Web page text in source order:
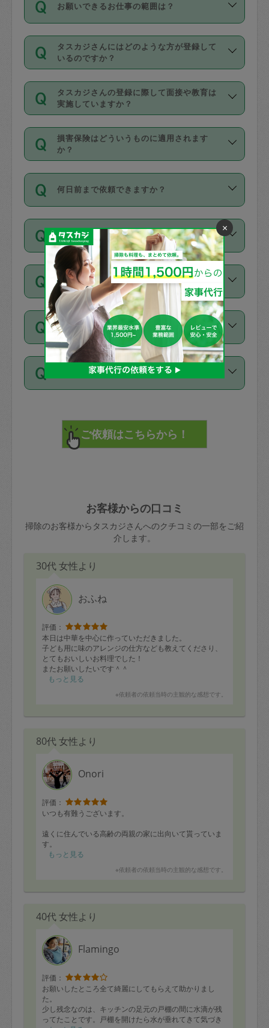
銀行振込や現金払いも対応していませ
なお、タスカジさんの交通費も、依頼料
金のご請求と合わせてお支払いとなりま
動計算で表示されます。
（例：毎週定期の場合は３回以上のキャ
ンセルが有償（1200円、隔週定期の場合
は２回以上のキャンセルが有償（1200
たり３時間です。
・ＡＭ ９時～１２時
・ＰＭ １３時～１６時
・夜 １８時～２１時
開始時間を２時間前後変更することが可
能です。依頼送信後、個別にタスカジさ
んにメッセージを送り調整してくださ
い。ただし、２時間を越えての調整はで
時間も被らない場合、損害保険の対象外
お願いできるお仕事の範囲は？
掃除、整理収納、洗濯、買い物、料理、
作り置きです。タスカジさんによってで
きる仕事の範囲が異なりますので、依頼
する前にタスカジさんのプロフィールで
確認してください。
基本的に、高所での作業や危険作業、屋
外での作業は対象外です。
タスカジさんにはどのような方が登録して
いるのですか？
主婦として長年の家事経験をお持ちの
方、栄養士・調理師といった資格者で保
育園や学校の給食やレストランで料理関
係の専門職に従事されていた方、日本で
すでにハウスキーパーや英語の先生とし
てお仕事をしているフィリピン出身の
社員など様々なバックグラウンドの方が
登録しています。
また外国人の方は英語しか話せない方、
日本語も話せる方など様々です。
バックグラウンドや得意分野はプロフィ
ールに記載していますので、各自の得意
分野を見極めて、目的に合わせてお仕事
を依頼してください。
タスカジさんの登録に際して面接や教育は
実施していますか？
応募の際に、各自事務局との面接と説明
を行っています。その後、身分証明書の
写真提出をしていただいています。外国
確認しています。タスカジさんトレーニ
ング動画を使ったセルフトレーニングの
のち、タスカジモニター宅にて３時間の
現場トライアルを受け、合格したタスカ
ジさんが活動されています。
※テストセンターの講評は１件目のレビュ
ーとして記載されていますので依頼の際
に参考にしてください。
参考：【詳細】タスカジさんの登録に際
して面接や教育は実施していますか？
損害保険はどういうものに適用されます
か？
依頼者とタスカジさんとの間でタスカジ
を通して成立した作業時間内での作業に
適用されます。作業範囲は、掃除、洗
濯、料理、作り置き、整理収納、買い物
です。作業中に物を壊したり、人にけが
をさせたりした場合が対象で、補償金額
は対物1000万円、対人1億円が上限で
す。
万が一損害が発生した場合は、その場の
写真を撮り、
タスカジサポートセンターまでご連絡く
ださい。
詳細FAQ：損害賠償保険について教えて
何日前まで依頼できますか？
ご依頼は、現在を起点に3日後（72時間
以降）の日時から受付可能となっていま
す。
ただし、72時間を切った直前の日程では
タスカジさんへ「募集」をかけることが
可能です。
キャンセル料はかかりますか？
キャンセル料には、以下の2種類がありま
す。
1. 直前キャンセル（定期、スポット契約
共通）
・タスカジさんのお仕事開始予定時間前
72時間を超える※と、以下のキャンセル
料が発生します。
直前キャンセル料：
72時間前〜24時間前＝依頼料金の50%
依頼者不在による当日キャンセル＝依頼
金額の100%＋交通費全額
合、水曜日午前9時以降はキャンセル料が
発生
水曜日9時〜金曜日9時まで＝依頼料金の
50%
金曜日9時～土曜日8時まで＝依頼金額の
100%
土曜日8時〜実施時間＝依頼金額の100%
＋交通費全額
依頼者不在による当日キャンセル＝依頼
定期契約をキャンセルする場合、毎週定
期は月2回まで隔週定期は月1回までキャ
ンセル料は発生しません。それ以上はキ
ャンセル料が発生します。
定期契約キャンセル料：
い。
定期依頼1回（3時間）の金額とスポット
1回（3時間）依頼した場合の金額の差額
相当で料金設定されています。
お試し利用はできますか？
「お試し利用」というメニューはありま
せんが、「一回のみ」依頼を活用するこ
とによって、気に入ったタスカジさんを
見つけることができます。
まず、条件の合う気になるタスカジさ
みてください。
その後、一番気に入ったタスカジさんに
不在の場合にもお願いできますか？
不在の場合の作業はタスカジさんの同意
が必要です。数回の依頼ののち、タスカ
ジさんと依頼者の間で十分な信頼関係が
てください。
不在時に部屋に入るためにタスカジさん
きた場合は損害保険の対象外となるので
ご注意ください。
注意しなくてはいけない点はありますか？
で、必ず鍵のかかるロッカーや金庫に入
れて依頼者の責任の元管理するよう心掛
けてください。
あわせてこちらも参照ください ： 初めて
利用します。注意しなくてはいけない点
はありますか？
お客様からの口コミ
掃除のお客様からタスカジさんへのクチコミの一部をご紹
介します。
30代 女性より
おふね
評価：
本日は中華を中心に作っていただきました。
子ども用に味のアレンジの仕方なども教えてくださり、
とてもおいしいお料理でした！
またお願いしたいです＾＾
もっと見る
※依頼者の依頼当時の主観的な感想です。
80代 女性より
Onori
評価：
いつも有難うございます。
遠くに住んでいる高齢の両親の家に出向いて貰っていま
す。
ここ数か月は、実家の片付けをメインに作業して頂いて
広い収納スペースに仕舞われていた死蔵品を、発掘・検
親と一緒に断捨離するものと残すものに分けて、整理整
ないものですが、
「3時間で奥深いクローゼットに押し込んでいたものが殆
ど片付いたわ」
と、母が喜んでいました。
さすがプロ
次回もよろしくお願いします
もっと見る
※依頼者の依頼当時の主観的な感想です。
40代 女性より
Flamingo
評価：
お願いしたところ全て綺麗にしてもらえて助かりまし
た。
少し残念なのは、キッチンの足元の戸棚の間に水滴が残
ってたことです。戸棚を開けたら水が垂れてきて気づき
×